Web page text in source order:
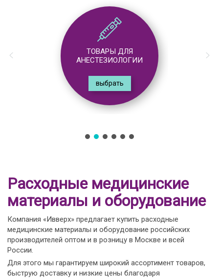
ТОВАРЫ ДЛЯ
АНЕСТЕЗИОЛОГИИ
выбрать
Расходные медицинские
материалы и оборудование
Компания «Ивверх» предлагает купить расходные
медицинские материалы и оборудование российских
производителей оптом и в розницу в Москве и всей
России.
Для этого мы гарантируем широкий ассортимент товаров,
быструю доставку и низкие цены благодаря